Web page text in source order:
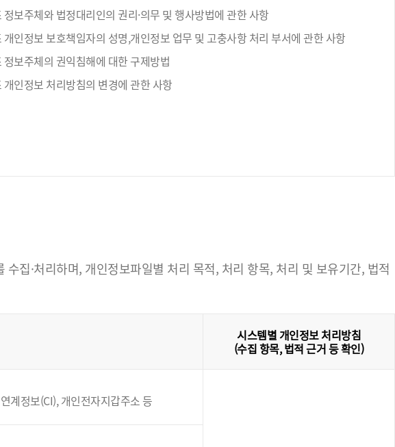
정보주체와 법정대리인의 권리·의무 및 행사방법에 관한 사항
개인정보 보호책임자의 성명,개인정보 업무 및 고충사항 처리 부서에 관한 사항
정보주체의 권익침해에 대한 구제방법
개인정보 처리방침의 변경에 관한 사항
집·처리하며, 개인정보파일별 처리 목적, 처리 항목, 처리 및 보유기간, 법적
시스템별 개인정보 처리방침
(수집 항목, 법적 근거 등 확인)
계정보(CI), 개인전자지갑주소 등